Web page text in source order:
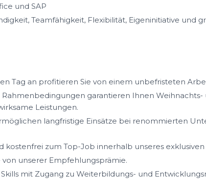
und SAP
Teamfähigkeit, Flexibilität, Eigeninitiative und
Tag an profitieren Sie von einem unbefristeten
garantieren Ihnen
Leistungen.
langfristige Einsätze bei renommierten
kostenfrei zum Top-Job innerhalb unseres
von unserer Empfehlungsprämie.
mit Zugang zu Weiterbildungs- und